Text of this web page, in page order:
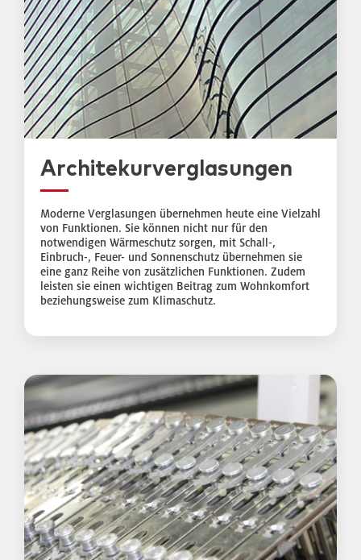
Architekurverglasungen
Moderne Verglasungen übernehmen heute eine Vielzahl
von Funktionen. Sie können nicht nur für den
notwendigen Wärmeschutz sorgen, mit Schall-,
Einbruch-, Feuer- und Sonnenschutz übernehmen sie
eine ganz Reihe von zusätzlichen Funktionen. Zudem
leisten sie einen wichtigen Beitrag zum Wohnkomfort
beziehungsweise zum Klimaschutz.